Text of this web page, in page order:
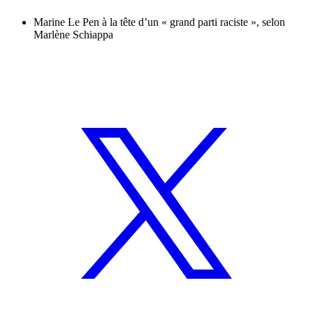
Marine Le Pen à la tête d’un « grand parti raciste », selon
Marlène Schiappa